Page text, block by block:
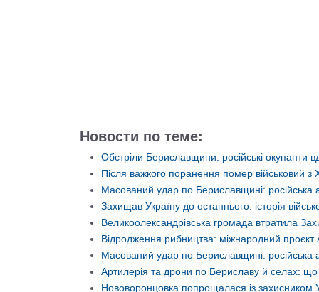
Новости по теме:
Обстріли Бериславщини: російські окупанти
Після важкого поранення помер військовий
Масований удар по Бериславщині: російська
Захищав Україну до останнього: історія
Великоолександрівська громада втратила
Відродження рибництва: міжнародний проєкт
Масований удар по Бериславщині: російська
Артилерія та дрони по Бериславу й селах:
Нововоронцовка попрощалася із захисником